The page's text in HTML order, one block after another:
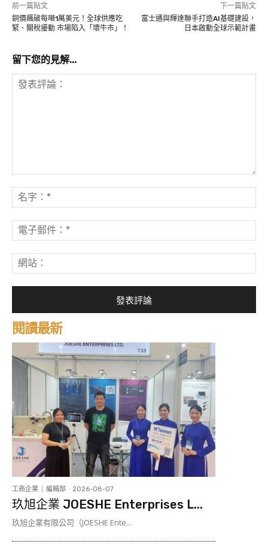
前一篇貼文
銅價飆破每噸1萬美元！全球供應吃
緊、關稅擾動 市場陷入「壞牛市」！
下一篇貼文
富士通與輝達聯手打造AI基礎建設，
日本啟動全球示範計畫
留下您的見解...
表
評
論：
字
*
子
郵
*站
閱讀最新
工商企業 編輯部 - 2026-08-07
玖旭企業 JOESHE Enterprises L...
玖旭企業有限公司（JOESHE Ente...